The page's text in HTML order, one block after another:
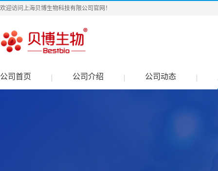
欢迎访问上海贝博生物科技有限公司官网！
公司首页 公司介绍 公司动态